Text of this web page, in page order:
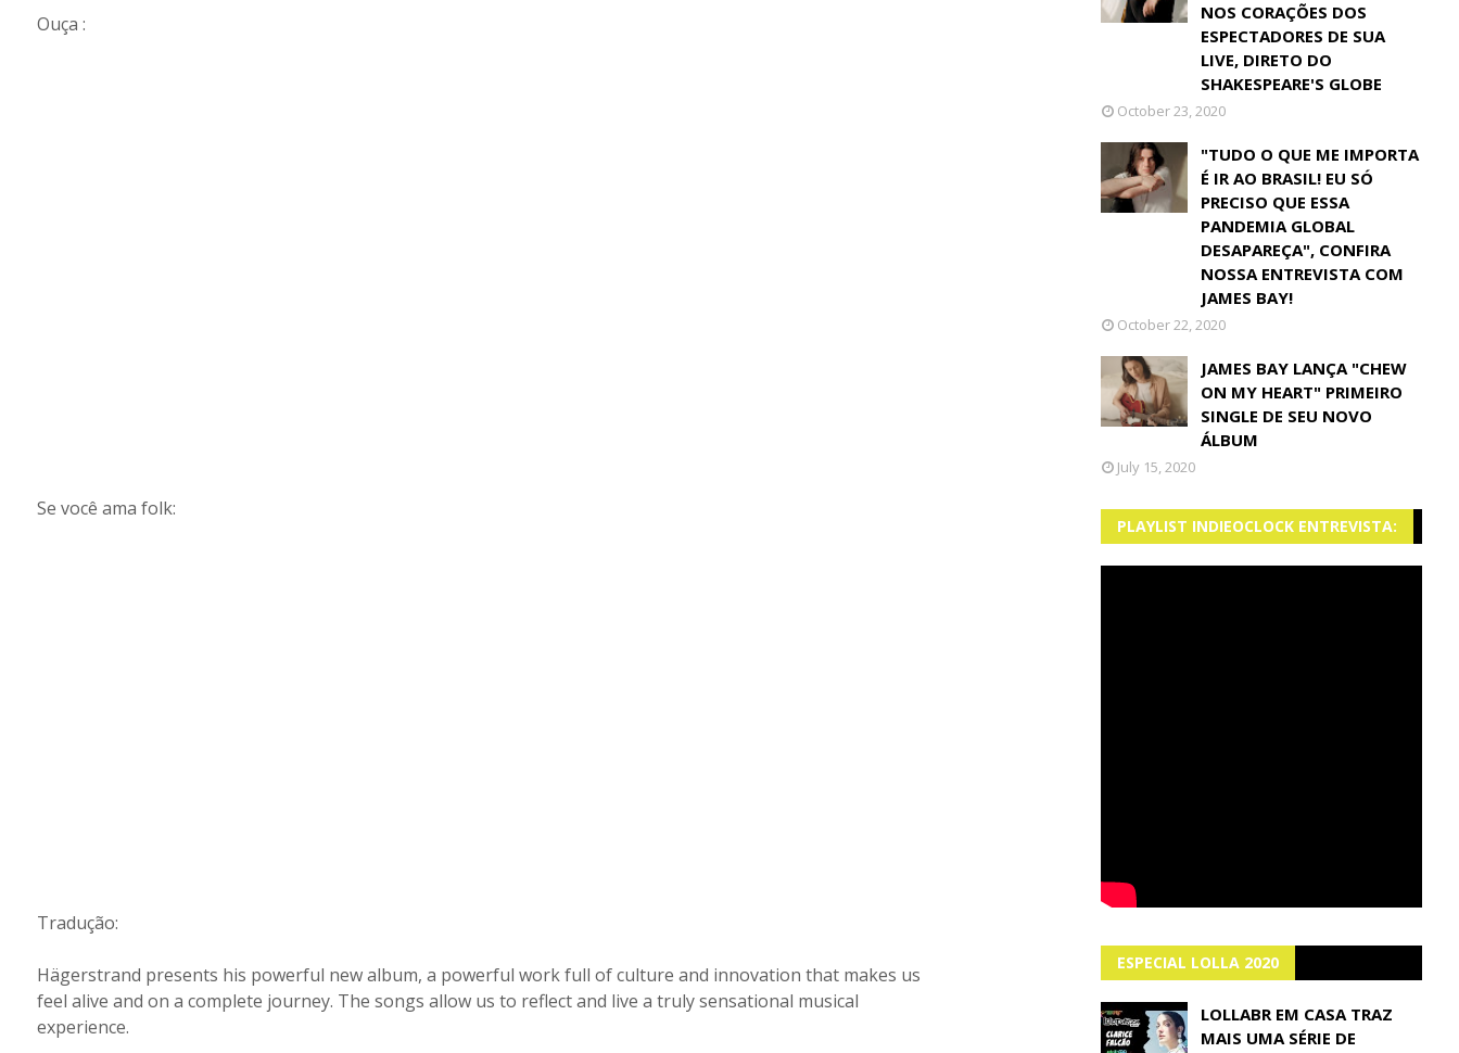
Ouça :
Se você ama folk:
Tradução:
Hägerstrand presents his powerful new album, a powerful work full of culture and innovation that makes us
feel alive and on a complete journey. The songs allow us to reflect and live a truly sensational musical
experience.
NOS CORAÇÕES DOS
ESPECTADORES DE SUA
LIVE, DIRETO DO
SHAKESPEARE'S GLOBE
October 23, 2020
"TUDO O QUE ME IMPORTA
É IR AO BRASIL! EU SÓ
PRECISO QUE ESSA
PANDEMIA GLOBAL
DESAPAREÇA", CONFIRA
NOSSA ENTREVISTA COM
JAMES BAY!
October 22, 2020
JAMES BAY LANÇA "CHEW
ON MY HEART" PRIMEIRO
SINGLE DE SEU NOVO
ÁLBUM
July 15, 2020
PLAYLIST INDIEOCLOCK ENTREVISTA:
ESPECIAL LOLLA 2020
LOLLABR EM CASA TRAZ
MAIS UMA SÉRIE DE